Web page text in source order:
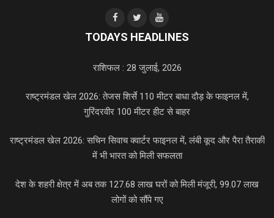
TODAYS HEADLINES
राशिफल : 28 जुलाई, 2026
राष्ट्रमंडल खेल 2026: तेजस शिर्से 110 मीटर बाधा दौड़ के फाइनल में,
गुरिंदरवीर 100 मीटर हीट से बाहर
राष्ट्रमंडल खेल 2026: सचिन सिवाच क्वार्टर फाइनल में, लंबी कूद और पैरा तैराकी
में भी भारत को मिली सफलता
देश के शहरी क्षेत्र में अब तक 127.68 लाख घरों को मिली मंजूरी, 99.07 लाख
लोगों को सौंपे गए